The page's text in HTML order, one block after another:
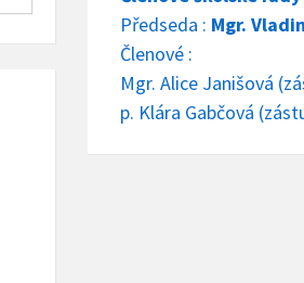
Předseda : Mgr.
Členové :
Mgr. Alice Janišová
p. Klára Gabčová